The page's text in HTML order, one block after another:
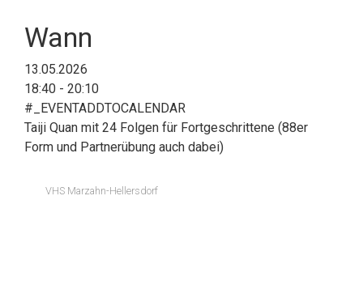
Wann
13.05.2026
18:40 - 20:10
#_EVENTADDTOCALENDAR
Taiji Quan mit 24 Folgen für Fortgeschrittene (88er
Form und Partnerübung auch dabei)
VHS Marzahn-Hellersdorf